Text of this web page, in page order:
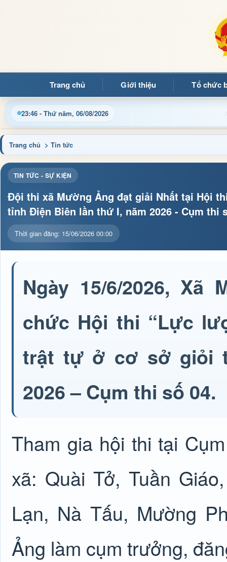
Trang chủ Giới thiệu Tổ chức
23:46 - Thứ năm, 06/08/2026
Ảng Cập nhật thông tin điều hành, thủ tục
Trang chủ > Tin tức
TIN TỨC - SỰ KIỆN
Đội thi xã Mường Ảng đạt giải Nhất tại Hội
tỉnh Điện Biên lần thứ I, năm 2026 - Cụm thi
Thời gian đăng: 15/06/2026 00:00
Ngày 15/6/2026,
chức Hội thi “Lực
trật tự ở cơ sở giỏi
2026 – Cụm thi số 04.
Tham gia hội thi tại
xã: Quài Tở, Tuần
Lạn, Nà Tấu, Mường
Ảng làm cụm trưởng,